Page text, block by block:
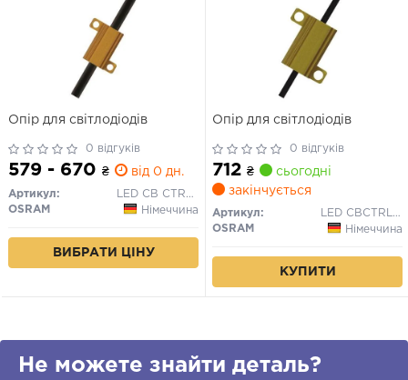
Опір для світлодіодів
0 відгуків
579 - 670 ₴ від 0 дн.
Артикул:
LED CB CTRL 101
OSRAM
Німеччина
ВИБРАТИ ЦІНУ
Опір для світлодіодів
0 відгуків
712 ₴
сьогодні
закінчується
Артикул:
LED CBCTRL 102
OSRAM
Німеччина
КУПИТИ
Не можете знайти деталь?